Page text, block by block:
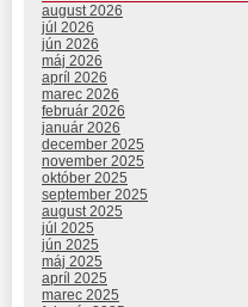
august 2026
júl 2026
jún 2026
máj 2026
apríl 2026
marec 2026
február 2026
január 2026
december 2025
november 2025
október 2025
september 2025
august 2025
júl 2025
jún 2025
máj 2025
apríl 2025
marec 2025